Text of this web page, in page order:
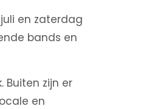
en zaterdag
bands en
zijn er
en